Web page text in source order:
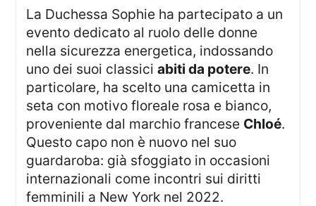
La Duchessa Sophie ha partecipato a un
evento dedicato al ruolo delle donne
nella sicurezza energetica, indossando
uno dei suoi classiciabiti da potere. In
particolare, ha scelto una camicetta in
seta con motivo floreale rosa e bianco,
proveniente dal marchio francese Chloé.
Questo capo non è nuovo nel suo
guardaroba: già sfoggiato in occasioni
internazionali come incontri sui diritti
femminili a New York nel 2022.